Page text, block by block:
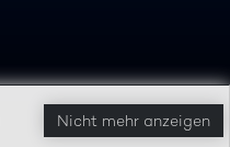
Nicht mehr anzeigen